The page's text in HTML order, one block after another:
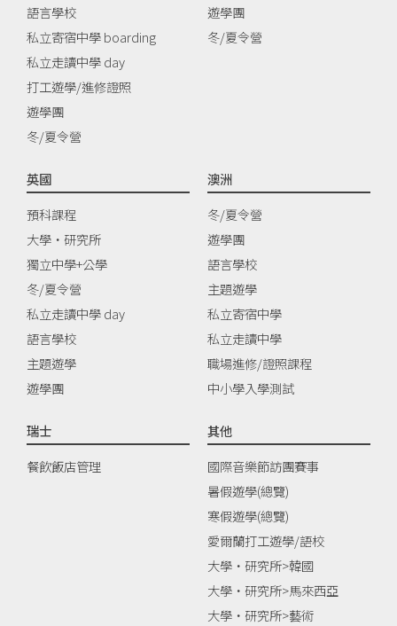
語言學校
私立寄宿中學 boarding
私立走讀中學 day
打工遊學/進修證照
遊學團
冬/夏令營
遊學團
冬/夏令營
英國
預科課程
大學‧研究所
獨立中學+公學
冬/夏令營
私立走讀中學 day
語言學校
主題遊學
遊學團
澳洲
冬/夏令營
遊學團
語言學校
主題遊學
私立寄宿中學
私立走讀中學
職場進修/證照課程
中小學入學測試
瑞士
餐飲飯店管理
其他
國際音樂節訪團賽事
暑假遊學(總覽)
寒假遊學(總覽)
愛爾蘭打工遊學/語校
大學‧研究所>韓國
大學‧研究所>馬來西亞
大學‧研究所>藝術